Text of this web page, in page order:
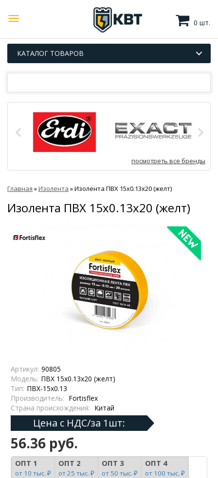
0 шт.
КАТАЛОГ ТОВАРОВ
посмотреть все бренды
Главная »Изолента »Изолента ПВХ 15x0.13х20 (желт)
Изолента ПВХ 15x0.13х20 (желт)
Артикул: 90805
Модель: ПВХ 15x0.13х20 (желт)
Тип: ПВХ-15х0.13
Производитель: Fortisflex
Страна происхождения: Китай
Цена с НДС/за 1шт:
56.36 руб.
ОПТ 1
от 10 тыс. ₽
ОПТ 2
от 25 тыс. ₽
ОПТ 3
от 50 тыс. ₽
ОПТ 4
от 100 тыс. ₽